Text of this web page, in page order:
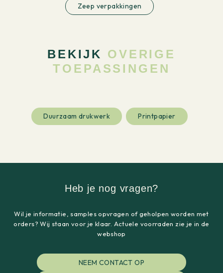
Zeep verpakkingen
BEKIJK OVERIGE
TOEPASSINGEN
Duurzaam drukwerk Printpapier
Heb je nog vragen?
Wil je informatie, samples opvragen of geholpen worden met
orders? Wij staan voor je klaar. Actuele voorraden zie je in de
webshop
NEEM CONTACT OP